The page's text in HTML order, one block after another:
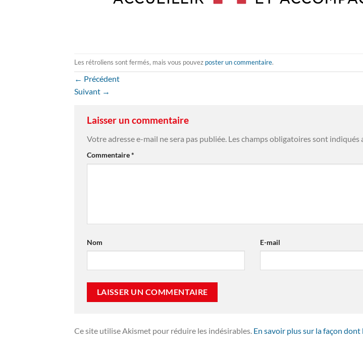
Les rétroliens sont fermés, mais vous pouvez poster un commentaire.
← Précédent
Suivant →
Laisser un commentaire
Votre adresse e-mail ne sera pas publiée. Les champs obligatoires sont indiqués
Commentaire*
Nom E-mail
Ce site utilise Akismet pour réduire les indésirables. En savoir plus sur la façon